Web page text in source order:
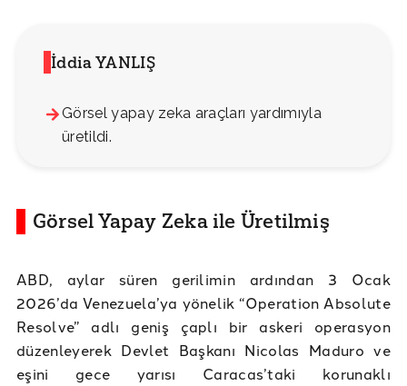
İddia YANLIŞ
Görsel yapay zeka araçları yardımıyla
üretildi.
Görsel Yapay Zeka ile Üretilmiş
ABD, aylar süren gerilimin ardından 3 Ocak
2026’da Venezuela’ya yönelik “Operation Absolute
Resolve” adlı geniş çaplı bir askeri operasyon
düzenleyerek Devlet Başkanı Nicolas Maduro ve
eşini gece yarısı Caracas’taki korunaklı